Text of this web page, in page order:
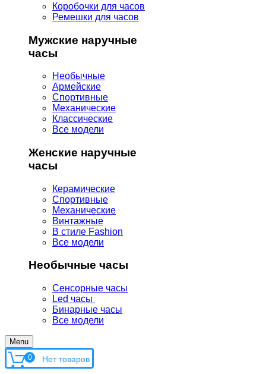
Коробочки для часов
Ремешки для часов
Мужские наручные
часы
Необычные
Армейские
Спортивные
Механические
Классические
Все модели
Женские наручные
часы
Керамические
Спортивные
Механические
Винтажные
В стиле Fashion
Все модели
Необычные часы
Сенсорные часы
Led часы
Бинарные часы
Все модели
Menu
0